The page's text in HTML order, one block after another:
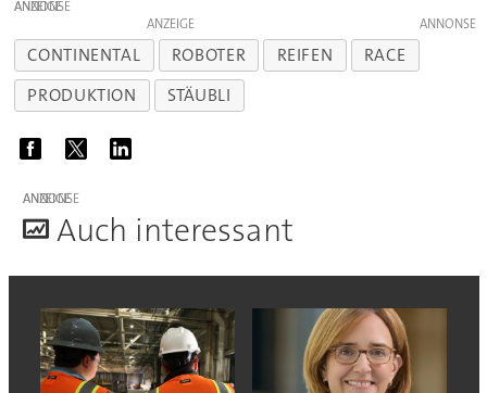
ANZEIGE
ANZEIGE
CONTINENTAL ROBOTER REIFEN
RACE
PRODUKTION
STÄUBLI
ANZEIGE
Auch interessant